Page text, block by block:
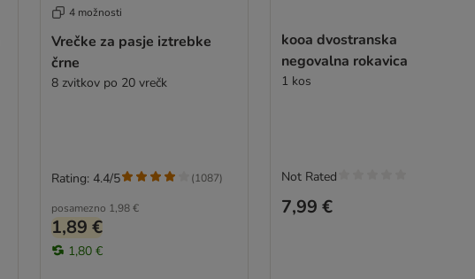
4 možnosti
Vrečke za pasje iztrebke
črne
8 zvitkov po 20 vrečk
posamezno 1,98 €
1,89 €
1,80 €
Rating: 4.4/5 (1087)
kooa dvostranska
negovalna rokavica
1 kos
7,99 €
Not Rated